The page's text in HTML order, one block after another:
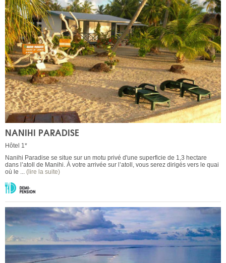
NANIHI PARADISE
Hôtel 1*
Nanihi Paradise se situe sur un motu privé d'une superficie de 1,3 hectare
dans l’atoll de Manihi. À votre arrivée sur l’atoll, vous serez dirigés vers le quai
où le ... (lire la suite)